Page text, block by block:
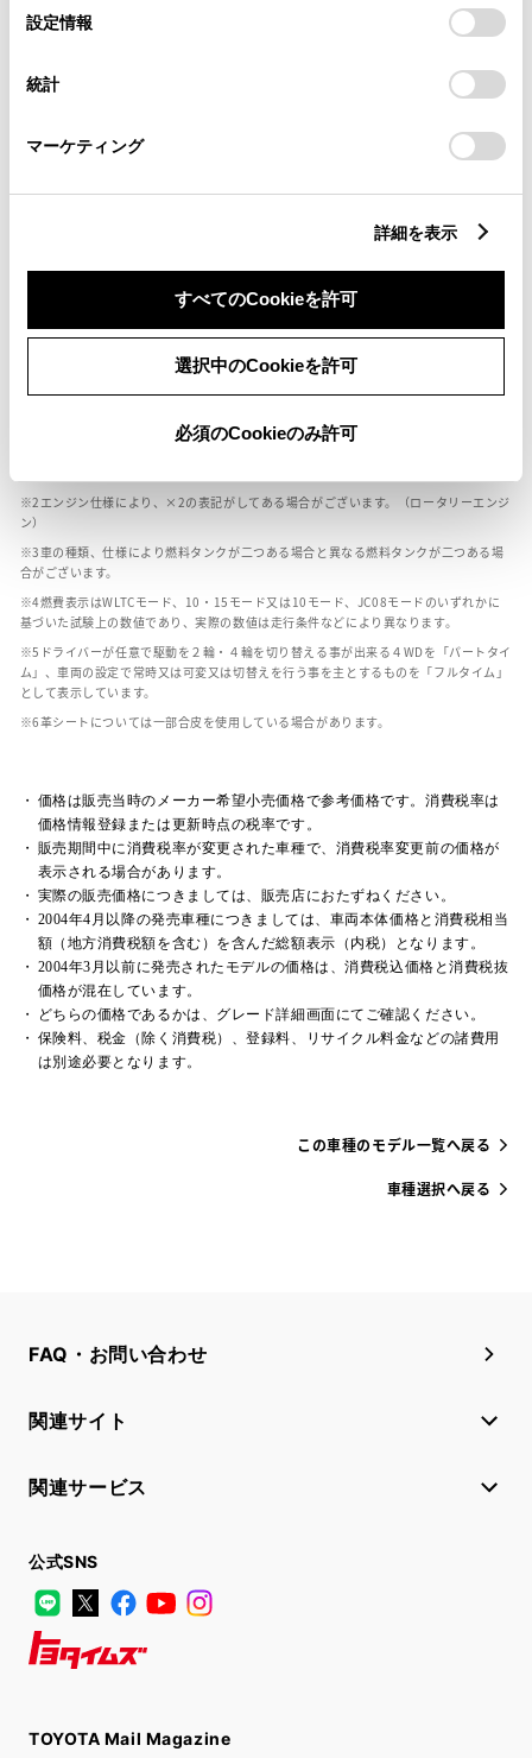
デバイスにすべてのCookie(クッキー)が保存されることに同
意したことになります。Cookie(クッキー)のオプトアウト、
設定の変更、同意を撤回したりするにあたっては、当社の
「Cookie（クッキー）情報の取り扱いについて
」をご覧くだ
設定情報
統計
マーケティング
詳細を表示
すべてのCookieを許可
選択中のCookieを許可
必須のCookieのみ許可
1600kg
装備・オプション
エンジン仕様により、×2の表記がしてある場合がございます。（ロータリーエンジ
ン）
車の種類、仕様により燃料タンクが二つある場合と異なる燃料タンクが二つある場
合がございます。
燃費表示はWLTCモード、10・15モード又は10モード、JC08モードのいずれかに
基づいた試験上の数値であり、実際の数値は走行条件などにより異なります。
ドライバーが任意で駆動を２輪・４輪を切り替える事が出来る４WDを「パートタイ
ム」、車両の設定で常時又は可変又は切替えを行う事を主とするものを「フルタイム」
として表示しています。
革シートについては一部合皮を使用している場合があります。
価格は販売当時のメーカー希望小売価格で参考価格です。消費税率は
価格情報登録または更新時点の税率です。
販売期間中に消費税率が変更された車種で、消費税率変更前の価格が
表示される場合があります。
実際の販売価格につきましては、販売店におたずねください。
2004年4月以降の発売車種につきましては、車両本体価格と消費税相当
額（地方消費税額を含む）を含んだ総額表示（内税）となります。
2004年3月以前に発売されたモデルの価格は、消費税込価格と消費税抜
価格が混在しています。
どちらの価格であるかは、グレード詳細画面にてご確認ください。
保険料、税金（除く消費税）、登録料、リサイクル料金などの諸費用
は別途必要となります。
この車種のモデル一覧へ戻る
車種選択へ戻る
FAQ・お問い合わせ
関連サイト
関連サービス
公式SNS
LINE
X FacebookYouTube
TOYOTA Mail Magazine